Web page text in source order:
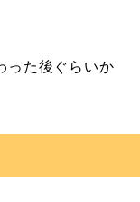
った後ぐらいか